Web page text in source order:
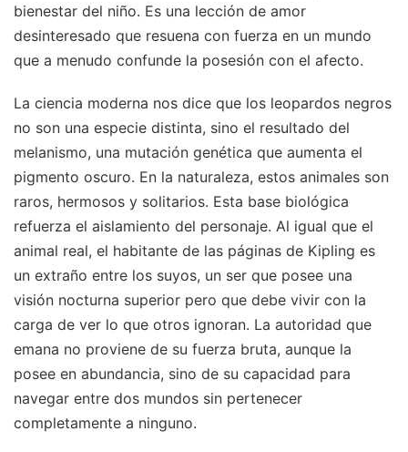
bienestar del niño. Es una lección de amor
desinteresado que resuena con fuerza en un mundo
que a menudo confunde la posesión con el afecto.
La ciencia moderna nos dice que los leopardos negros
no son una especie distinta, sino el resultado del
melanismo, una mutación genética que aumenta el
pigmento oscuro. En la naturaleza, estos animales son
raros, hermosos y solitarios. Esta base biológica
refuerza el aislamiento del personaje. Al igual que el
animal real, el habitante de las páginas de Kipling es
un extraño entre los suyos, un ser que posee una
visión nocturna superior pero que debe vivir con la
carga de ver lo que otros ignoran. La autoridad que
emana no proviene de su fuerza bruta, aunque la
posee en abundancia, sino de su capacidad para
navegar entre dos mundos sin pertenecer
completamente a ninguno.